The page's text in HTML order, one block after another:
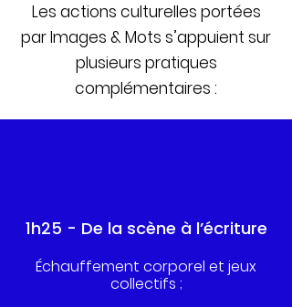
Les actions culturelles portées
par Images & Mots s’appuient sur
plusieurs pratiques
complémentaires :
1h25 - De la scène à l’écriture
Échauffement corporel et jeux
collectifs ;